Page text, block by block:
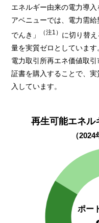
エネルギー由来の電力導
アベニューでは、電力需
でんき」
（注1） に切り替
量を実質ゼロとしていま
電力取引所再エネ価値取
証書を購入することで、
入しています。
再生可能エネル
（
ポー